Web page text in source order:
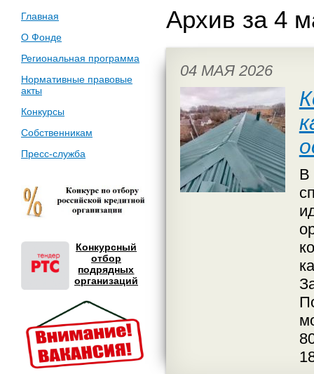
Главная
О Фонде
Региональная программа
Нормативные правовые
акты
Конкурсы
Собственникам
Пресс-служба
Конкурсный
отбор
подрядных
организаций
Архив за 4
04 МАЯ 2026
В